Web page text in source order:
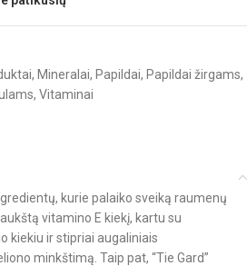
, Mineralai, Papildai, Papildai žirgams,
, Vitaminai
kurie palaiko sveiką raumenų
vitamino E kiekį, kartu su
kiekiu ir stipriai augaliniais
minkštimą. Taip pat, “Tie Gard”